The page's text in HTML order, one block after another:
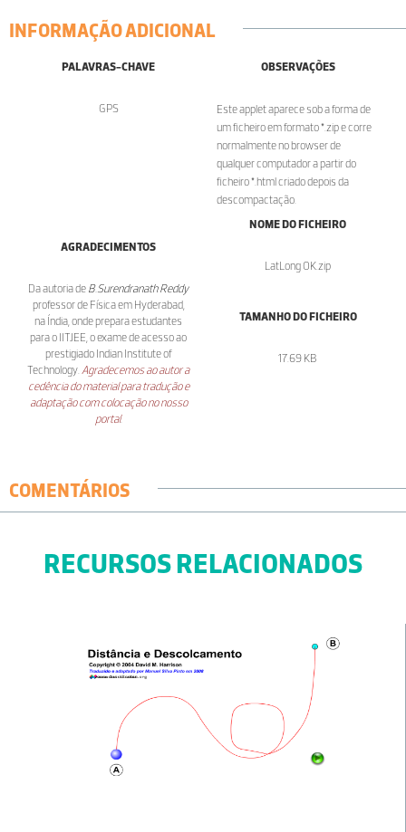
INFORMAÇÃO ADICIONAL
PALAVRAS-CHAVE
GPS
OBSERVAÇÕES
Este applet aparece sob a forma de
um ficheiro em formato *.zip e corre
normalmente no browser de
qualquer computador a partir do
ficheiro *.html criado depois da
descompactação.
AGRADECIMENTOS
Da autoria de B.Surendranath Reddy
professor de Física em Hyderabad,
na Índia, onde prepara estudantes
para o IITJEE, o exame de acesso ao
prestigiado Indian Institute of
Technology. Agradecemos ao autor a
cedência do material para tradução e
adaptação com colocação no nosso
portal.
NOME DO FICHEIRO
LatLong OK.zip
TAMANHO DO FICHEIRO
17.69 KB
COMENTÁRIOS
RECURSOS RELACIONADOS